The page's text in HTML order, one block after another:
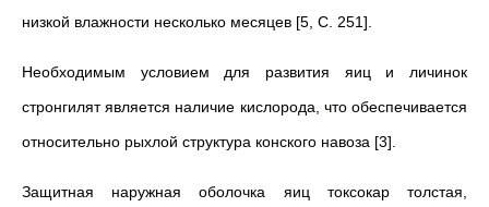
низкой влажности несколько месяцев [5, C. 251].
Необходимым условием для развития яиц и личинок
стронгилят является наличие кислорода, что обеспечивается
относительно рыхлой структура конского навоза [3].
Защитная наружная оболочка яиц токсокар толстая,